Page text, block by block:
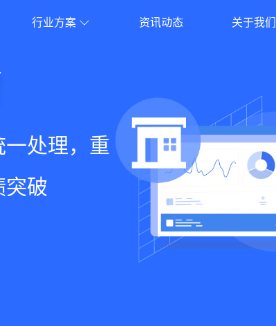
行业方案 资讯动态 关于我们
城，一套
处理，重
破
驱动私域
效果
打通全域
验